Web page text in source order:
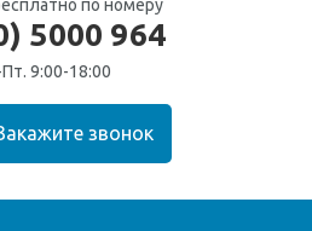
по номеру
5000 964
9:00-18:00